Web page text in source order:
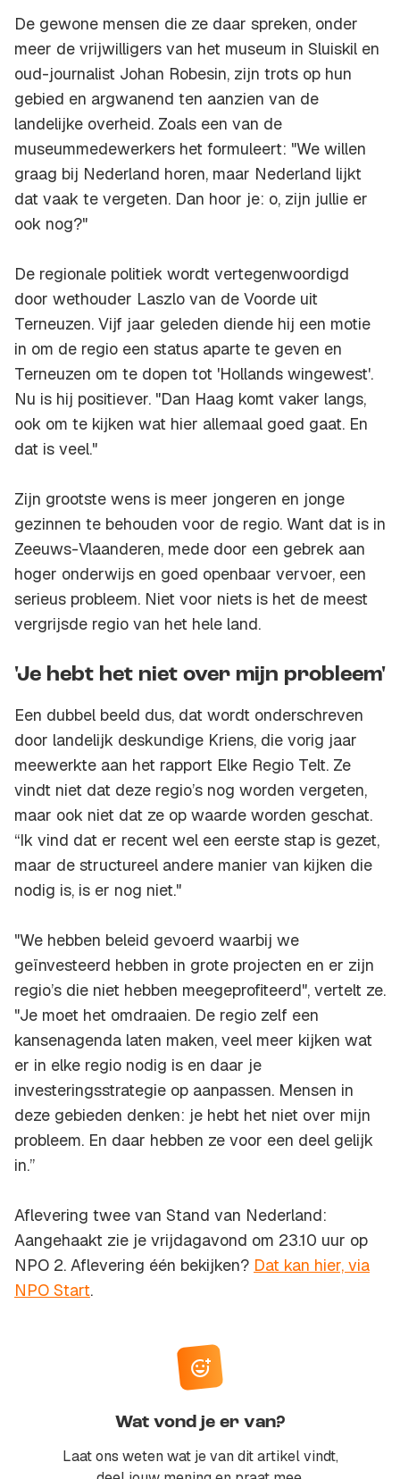
De gewone mensen die ze daar spreken, onder
meer de vrijwilligers van het museum in Sluiskil en
oud-journalist Johan Robesin, zijn trots op hun
gebied en argwanend ten aanzien van de
landelijke overheid. Zoals een van de
museummedewerkers het formuleert: "We willen
graag bij Nederland horen, maar Nederland lijkt
dat vaak te vergeten. Dan hoor je: o, zijn jullie er
ook nog?"
De regionale politiek wordt vertegenwoordigd
door wethouder Laszlo van de Voorde uit
Terneuzen. Vijf jaar geleden diende hij een motie
in om de regio een status aparte te geven en
Terneuzen om te dopen tot 'Hollands wingewest'.
Nu is hij positiever. "Dan Haag komt vaker langs,
ook om te kijken wat hier allemaal goed gaat. En
dat is veel."
Zijn grootste wens is meer jongeren en jonge
gezinnen te behouden voor de regio. Want dat is in
Zeeuws-Vlaanderen, mede door een gebrek aan
hoger onderwijs en goed openbaar vervoer, een
serieus probleem. Niet voor niets is het de meest
vergrijsde regio van het hele land.
'Je hebt het niet over mijn probleem'
Een dubbel beeld dus, dat wordt onderschreven
door landelijk deskundige Kriens, die vorig jaar
meewerkte aan het rapport Elke Regio Telt. Ze
vindt niet dat deze regio’s nog worden vergeten,
maar ook niet dat ze op waarde worden geschat.
“Ik vind dat er recent wel een eerste stap is gezet,
maar de structureel andere manier van kijken die
nodig is, is er nog niet."
"We hebben beleid gevoerd waarbij we
geïnvesteerd hebben in grote projecten en er zijn
regio’s die niet hebben meegeprofiteerd", vertelt ze.
"Je moet het omdraaien. De regio zelf een
kansenagenda laten maken, veel meer kijken wat
er in elke regio nodig is en daar je
investeringsstrategie op aanpassen. Mensen in
deze gebieden denken: je hebt het niet over mijn
probleem. En daar hebben ze voor een deel gelijk
in.”
Aflevering twee van Stand van Nederland:
Aangehaakt zie je vrijdagavond om 23.10 uur op
NPO 2. Aflevering één bekijken? Dat kan hier, via
NPO Start.
Wat vond je er van?
Laat ons weten wat je van dit artikel vindt,